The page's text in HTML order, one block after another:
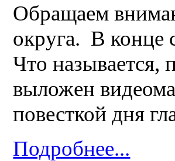
Обращаем
округа. В конце
Что называется,
выложен
повесткой дня
Подробнее...